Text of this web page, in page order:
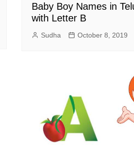
Baby Boy Names in
with Letter B
Sudha October 8, 2019